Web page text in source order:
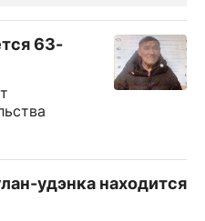
63-
удэнка находится